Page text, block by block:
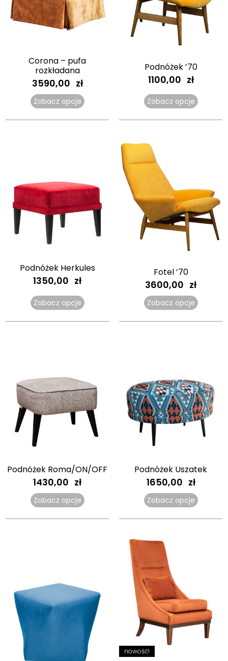
Corona – pufa
rozkładana
3590,00 zł
Zobacz opcje
Podnóżek ’70
1100,00 zł
Zobacz opcje
Podnóżek Herkules
1350,00 zł
Zobacz opcje
Fotel ’70
3600,00 zł
Zobacz opcje
Podnóżek Roma/ON/OFF
1430,00 zł
Zobacz opcje
Podnóżek Uszatek
1650,00 zł
Zobacz opcje
nowość!